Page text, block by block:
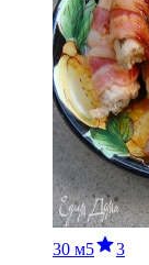
30 м5 3